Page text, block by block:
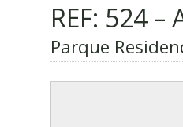
REF: 524
Parque